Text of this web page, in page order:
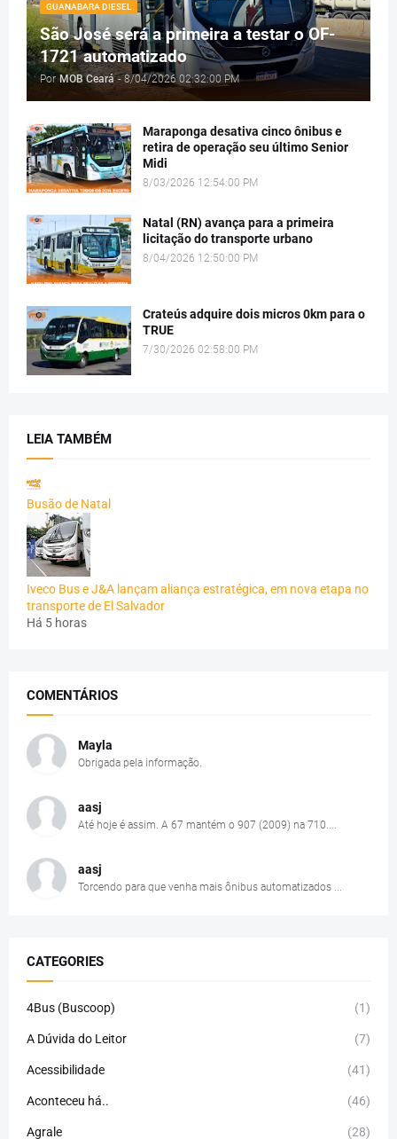
GUANABARA DIESEL
São José será a primeira a testar o OF-
1721 automatizado
Por MOB Ceará - 8/04/2026 02:32:00 PM
Maraponga desativa cinco ônibus e
retira de operação seu último Senior
Midi
8/03/2026 12:54:00 PM
Natal (RN) avança para a primeira
licitação do transporte urbano
8/04/2026 12:50:00 PM
Crateús adquire dois micros 0km para o
TRUE
7/30/2026 02:58:00 PM
LEIA TAMBÉM
Busão de Natal
Iveco Bus e J&A lançam aliança estratégica, em nova etapa no
transporte de El Salvador
Há 5 horas
COMENTÁRIOS
Mayla
Obrigada pela informação.
aasj
Até hoje é assim. A 67 mantém o 907 (2009) na 710....
aasj
Torcendo para que venha mais ônibus automatizados ...
CATEGORIES
4Bus (Buscoop) (1)
A Dúvida do Leitor (7)
Acessibilidade (41)
Aconteceu há.. (46)
Agrale (28)